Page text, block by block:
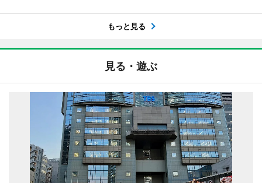
もっと見る
見る・遊ぶ